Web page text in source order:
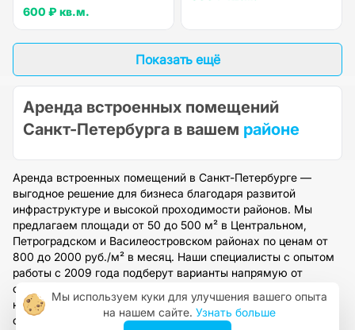
600 ₽ кв.м.
Показать ещё
Аренда встроенных помещений
Санкт-Петербурга в вашем районе
Аренда встроенных помещений в Санкт-Петербурге —
выгодное решение для бизнеса благодаря развитой
инфраструктуре и высокой проходимости районов. Мы
предлагаем площади от 50 до 500 м² в Центральном,
Петроградском и Василеостровском районах по ценам от
800 до 2000 руб./м² в месяц. Наши специалисты с опытом
работы с 2009 года подберут варианты напрямую от
собственников, организуют просмотр и обеспечат
юридическое сопровождение сделки. Оставьте заявку на
сайте, чтобы получить персональную консультацию и
Мы используем куки для улучшения вашего опыта
на нашем сайте. Узнать больше